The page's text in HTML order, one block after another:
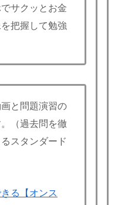
サクッとお金
把握して勉強
と問題演習の
（過去問を徹
スタンダード
る【オンス